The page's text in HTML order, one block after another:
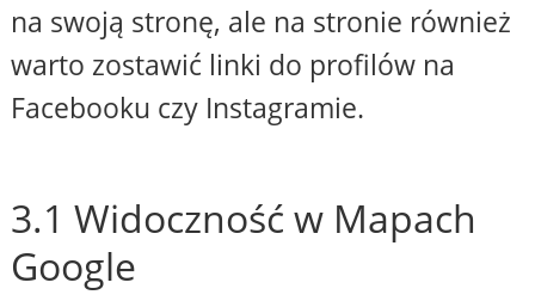
na swoją stronę, ale na stronie również
warto zostawić linki do profilów na
Facebooku czy Instagramie.
3.1 Widoczność w Mapach
Google